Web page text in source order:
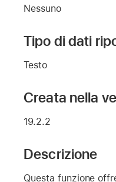
Nessuno
Tipo di dati
Testo
Creata nella
19.2.2
Descrizione
Questa funzione